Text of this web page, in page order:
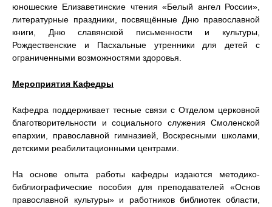
юношеские Елизаветинские чтения «Белый ангел России»,
литературные праздники, посвящённые Дню православной
книги, Дню славянской письменности и культуры,
Рождественские и Пасхальные утренники для детей с
ограниченными возможностями здоровья.
Мероприятия Кафедры
Кафедра поддерживает тесные связи с Отделом церковной
благотворительности и социального служения Смоленской
епархии, православной гимназией, Воскресными школами,
детскими реабилитационными центрами.
На основе опыта работы кафедры издаются методико-
библиографические пособия для преподавателей «Основ
православной культуры» и работников библиотек области,